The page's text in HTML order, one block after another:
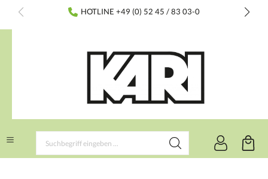
springen HOTLINE +49 (0) 52 45 / 83 03-0